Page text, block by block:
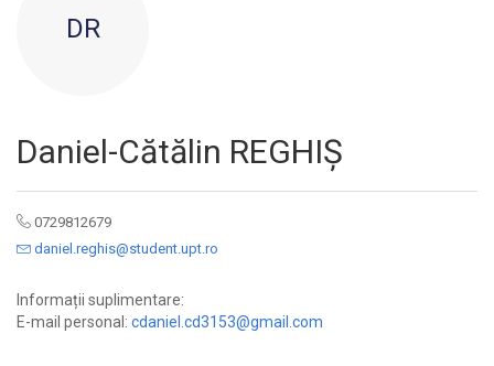
DR
Daniel-Cătălin REGHIȘ
0729812679
daniel.reghis@student.upt.ro
Informații suplimentare:
E-mail personal: cdaniel.cd3153@gmail.com